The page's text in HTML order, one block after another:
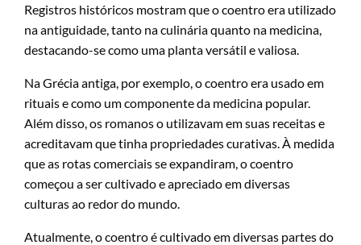
Registros históricos mostram que o coentro era utilizado
na antiguidade, tanto na culinária quanto na medicina,
destacando-se como uma planta versátil e valiosa.
Na Grécia antiga, por exemplo, o coentro era usado em
rituais e como um componente da medicina popular.
Além disso, os romanos o utilizavam em suas receitas e
acreditavam que tinha propriedades curativas. À medida
que as rotas comerciais se expandiram, o coentro
começou a ser cultivado e apreciado em diversas
culturas ao redor do mundo.
Atualmente, o coentro é cultivado em diversas partes do